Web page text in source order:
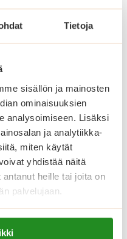
Tietoja
sisällön ja mainosten
ominaisuuksien
analysoimiseen. Lisäksi
ja analytiikka-
miten käytät
yhdistää näitä
heille tai joita on
palvelujaan.
asukkaalla on
koostuu